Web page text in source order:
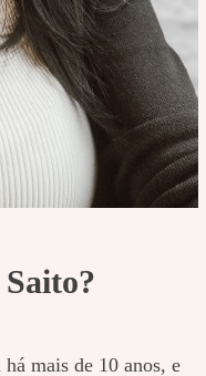
mais de 10 anos, e